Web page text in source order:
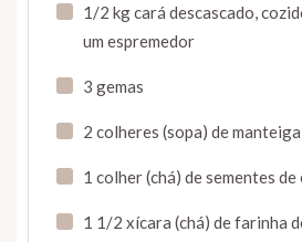
1/2 kg cará descascado,
um espremedor
3 gemas
2 colheres (sopa) de manteiga
1 colher (chá) de sementes
1 1/2 xícara (chá) de farinha